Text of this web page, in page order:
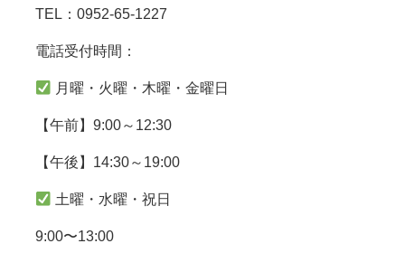
TEL：0952-65-1227
電話受付時間：
月曜・火曜・木曜・金曜日
【午前】9:00～12:30
【午後】14:30～19:00
土曜・水曜・祝日
9:00〜13:00